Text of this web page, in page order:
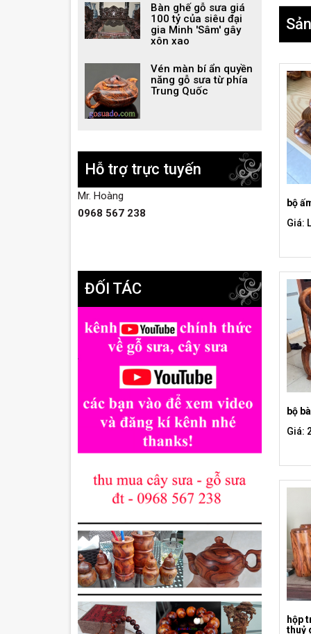
bộ
Giá:
bộ
Giá:
hộp
thuỷ
Bàn ghế gỗ sưa giá
100 tỷ của siêu đại
gia Minh 'Sâm' gây
xôn xao
Vén màn bí ẩn quyền
năng gỗ sưa từ phía
Trung Quốc
Hỗ trợ trực tuyến
Mr. Hoàng
0968 567 238
ĐỐI TÁC